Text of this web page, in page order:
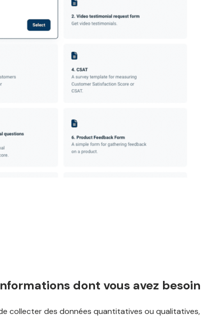
dont vous avez besoin
collecter des données quantitatives ou qualitatives,